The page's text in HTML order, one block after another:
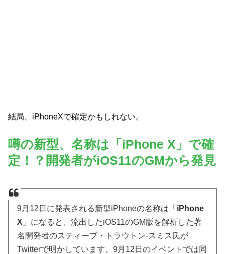
結局、iPhoneXで確定かもしれない。
噂の新型、名称は「iPhone X」で確
定！？開発者がiOS11のGMから発見
9月12日に発表される新型iPhoneの名称は「 iPhone
X 」になると、流出したiOS11のGM版を解析した著
名開発者のスティーブ・トラウトン-スミス氏が
Twitterで明かしています。9月12日のイベントでは同